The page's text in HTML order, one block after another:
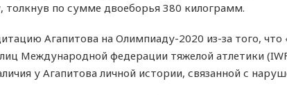
толкнув по сумме двоеборья 380 килограмм.
Агапитова на Олимпиаду-2020 из-за того, что
Международной федерации тяжелой атлетики
у Агапитова личной истории, связанной с